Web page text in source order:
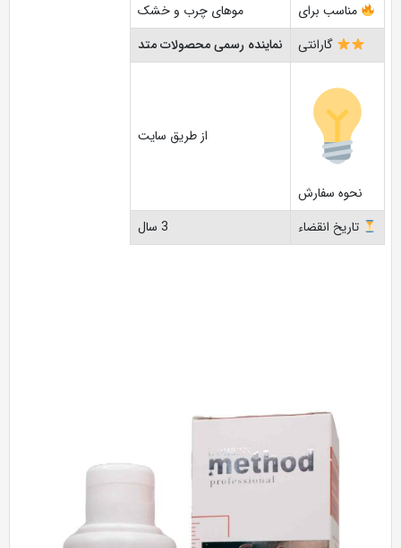
مناسب برای
موهای چرب و خشک
گارانتی
نماینده رسمی محصولات متد
نحوه سفارش
از طریق سایت
تاریخ انقضاء 3 سال